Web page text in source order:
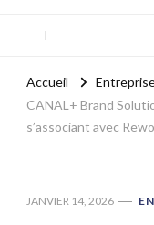
Accueil
CANAL+ Brand
s’associant avec
JANVIER 14, 2026